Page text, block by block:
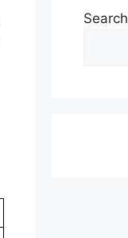
Search